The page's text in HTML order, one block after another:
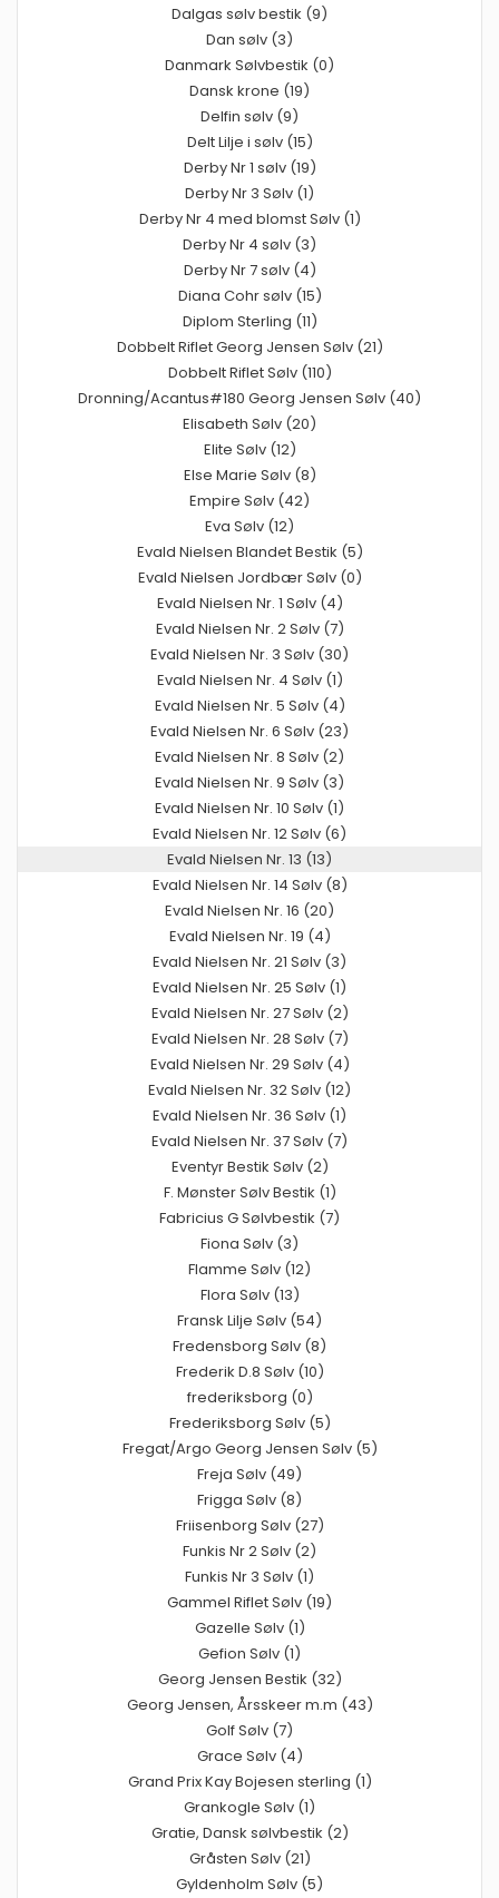
Dalgas sølv bestik (9)
Dan sølv (3)
Danmark Sølvbestik (0)
Dansk krone (19)
Delfin sølv (9)
Delt Lilje i sølv (15)
Derby Nr 1 sølv (19)
Derby Nr 3 Sølv (1)
Derby Nr 4 med blomst Sølv (1)
Derby Nr 4 sølv (3)
Derby Nr 7 sølv (4)
Diana Cohr sølv (15)
Diplom Sterling (11)
Dobbelt Riflet Georg Jensen Sølv (21)
Dobbelt Riflet Sølv (110)
Dronning/Acantus#180 Georg Jensen Sølv (40)
Elisabeth Sølv (20)
Elite Sølv (12)
Else Marie Sølv (8)
Empire Sølv (42)
Eva Sølv (12)
Evald Nielsen Blandet Bestik (5)
Evald Nielsen Jordbær Sølv (0)
Evald Nielsen Nr. 1 Sølv (4)
Evald Nielsen Nr. 2 Sølv (7)
Evald Nielsen Nr. 3 Sølv (30)
Evald Nielsen Nr. 4 Sølv (1)
Evald Nielsen Nr. 5 Sølv (4)
Evald Nielsen Nr. 6 Sølv (23)
Evald Nielsen Nr. 8 Sølv (2)
Evald Nielsen Nr. 9 Sølv (3)
Evald Nielsen Nr. 10 Sølv (1)
Evald Nielsen Nr. 12 Sølv (6)
Evald Nielsen Nr. 13 (13)
Evald Nielsen Nr. 14 Sølv (8)
Evald Nielsen Nr. 16 (20)
Evald Nielsen Nr. 19 (4)
Evald Nielsen Nr. 21 Sølv (3)
Evald Nielsen Nr. 25 Sølv (1)
Evald Nielsen Nr. 27 Sølv (2)
Evald Nielsen Nr. 28 Sølv (7)
Evald Nielsen Nr. 29 Sølv (4)
Evald Nielsen Nr. 32 Sølv (12)
Evald Nielsen Nr. 36 Sølv (1)
Evald Nielsen Nr. 37 Sølv (7)
Eventyr Bestik Sølv (2)
F. Mønster Sølv Bestik (1)
Fabricius G Sølvbestik (7)
Fiona Sølv (3)
Flamme Sølv (12)
Flora Sølv (13)
Fransk Lilje Sølv (54)
Fredensborg Sølv (8)
Frederik D.8 Sølv (10)
frederiksborg (0)
Frederiksborg Sølv (5)
Fregat/Argo Georg Jensen Sølv (5)
Freja Sølv (49)
Frigga Sølv (8)
Friisenborg Sølv (27)
Funkis Nr 2 Sølv (2)
Funkis Nr 3 Sølv (1)
Gammel Riflet Sølv (19)
Gazelle Sølv (1)
Gefion Sølv (1)
Georg Jensen Bestik (32)
Georg Jensen, Årsskeer m.m (43)
Golf Sølv (7)
Grace Sølv (4)
Grand Prix Kay Bojesen sterling (1)
Grankogle Sølv (1)
Gratie, Dansk sølvbestik (2)
Gråsten Sølv (21)
Gyldenholm Sølv (5)